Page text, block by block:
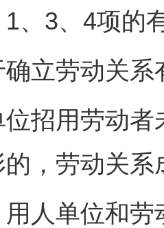
3、4项的有
劳动关系
用劳动者
，劳动关系
单位和劳